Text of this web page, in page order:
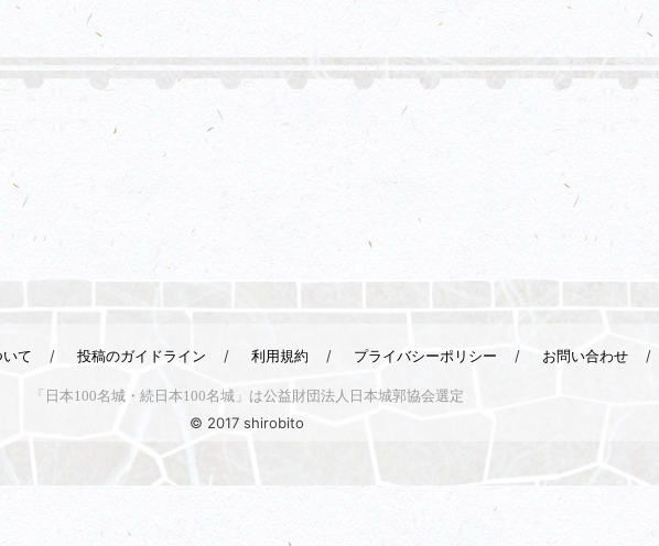
て 投稿のガイドライン 利用規約 プライバシーポリシー お問い合わせ
「日本100名城・続日本100名城」は公益財団法人日本城郭協会選定
© 2017 shirobito